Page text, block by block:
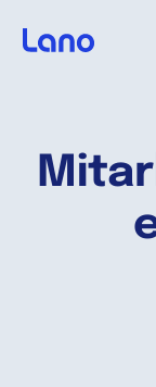
Warum